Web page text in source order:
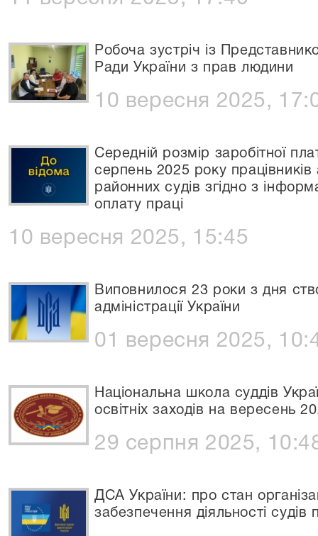
Робоча зустріч із
Ради України з прав людини
10 вересня 2025,
Середній розмір заробітної
серпень 2025 року працівників
районних судів згідно з
оплату праці
10 вересня 2025, 15:45
Виповнилося 23 роки з дня
адміністрації України
01 вересня 2025,
Національна школа суддів
освітніх заходів на вересень
29 серпня 2025,
ДСА України: про стан
забезпечення діяльності